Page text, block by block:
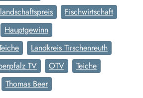
Fischwirtschaft
Hauptgewinn
Landkreis Tirschenreuth
TV OTV
Teiche
Thomas Beer